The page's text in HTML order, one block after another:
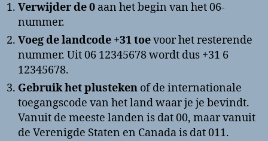
Verwijder de 0 aan het begin van het 06-
nummer.
Voeg de landcode +31 toevoor het resterende
nummer. Uit 06 12345678 wordt dus +31 6
12345678.
Gebruik het plusteken of de internationale
toegangscode van het land waar je je bevindt.
Vanuit de meeste landen is dat 00, maar vanuit
de Verenigde Staten en Canada is dat 011.